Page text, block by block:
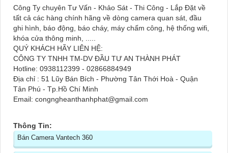
Công Ty chuyên Tư Vấn - Khảo Sát - Thi Công - Lắp Đặt về
tất cả các hàng chính hãng về dòng camera quan sát, đầu
ghi hình, báo động, báo cháy, máy chấm công, hệ thống wifi,
khóa cửa thông minh, .....
QUÝ KHÁCH HÃY LIÊN HỆ:
CÔNG TY TNHH TM-DV ĐẦU TƯ AN THÀNH PHÁT
Hotline: 0938112399 - 02866884949
Địa chỉ : 51 Lũy Bán Bích - Phường Tân Thới Hoà - Quận
Tân Phú - Tp.Hồ Chí Minh
Email: congngheanthanhphat@gmail.com
Thông Tin:
Bán Camera Vantech 360